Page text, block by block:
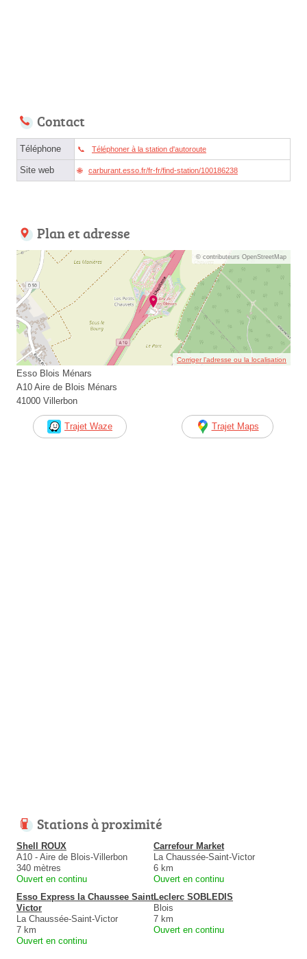
Contact
Téléphone Téléphoner à la station d'autoroute
Site web carburant.esso.fr/fr-fr/find-station/100186238
Plan et adresse
© contributeurs OpenStreetMap
Corriger l’adresse ou la localisation
Esso Blois Ménars
A10 Aire de Blois Ménars
41000 Villerbon
Trajet Waze Trajet Maps
Stations à proximité
Shell ROUX
A10 - Aire de Blois-Villerbon
340 mètres
Ouvert en continu
Carrefour Market
La Chaussée-Saint-Victor
6 km
Ouvert en continu
Esso Express la Chaussee Saint
Victor
La Chaussée-Saint-Victor
7 km
Ouvert en continu
Leclerc SOBLEDIS
Blois
7 km
Ouvert en continu